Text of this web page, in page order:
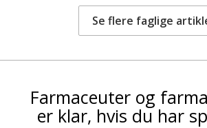
Se flere faglige
Farmaceuter og
er klar, hvis du har